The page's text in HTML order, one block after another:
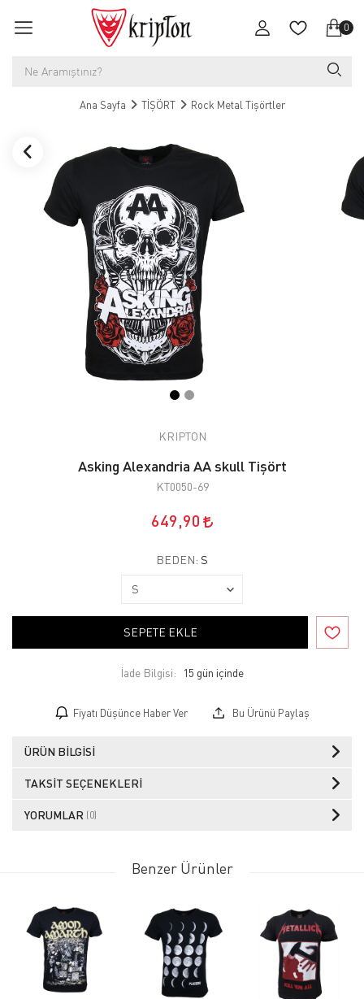
0
Ana Sayfa TİŞÖRT Rock Metal Tişörtler
KRIPTON
Asking Alexandria AA skull Tişört
KT0050-69
649,90
BEDEN: S
SEPETE EKLE
İade Bilgisi:
Fiyatı Düşünce Haber Ver Bu Ürünü Paylaş
ÜRÜN BILGISI
TAKSIT SEÇENEKLERI
YORUMLAR (0)
Benzer Ürünler